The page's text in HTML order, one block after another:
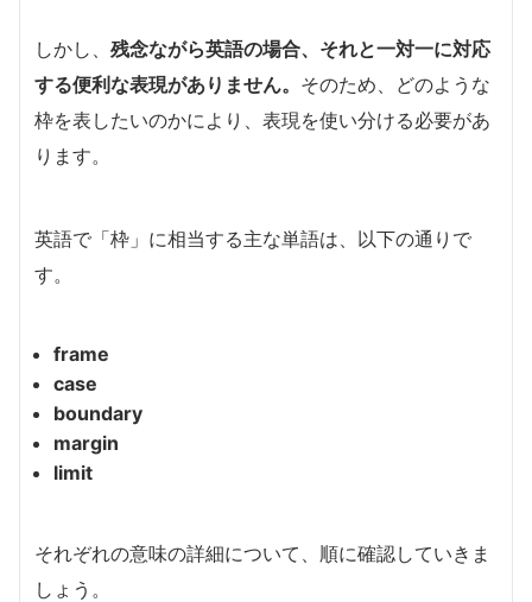
しかし、 残念ながら英語の場合、それと一対一に対応
する便利な表現がありません。 そのため、どのような
枠を表したいのかにより、表現を使い分ける必要があ
ります。
英語で「枠」に相当する主な単語は、以下の通りで
す。
frame
case
boundary
margin
limit
それぞれの意味の詳細について、順に確認していきま
しょう。